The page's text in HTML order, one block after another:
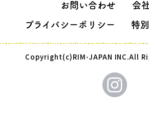
お問い合わせ 会
プライバシーポリシー 特
Copyright(c)RIM-JAPAN INC.All